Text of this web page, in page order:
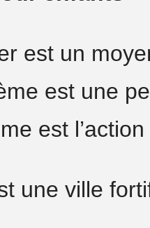
est un
est une
est
une ville